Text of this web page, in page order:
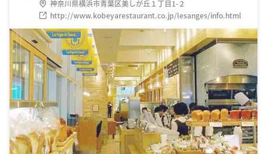
神奈川県横浜市青葉区美しが丘１丁目1-２
http://www.kobeyarestaurant.co.jp/lesanges/info.html